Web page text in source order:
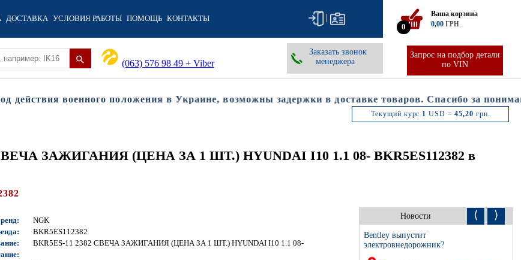
ДОСТАВКА УСЛОВИЯ РАБОТЫ ПОМОЩЬ КОНТАКТЫ |
(063) 576 98 49 + Viber
Запрос на подбор детали
по VIN
Заказать звонок
менеджера
0
Ваша корзина
0,00 ГРН.
военного положения в Украине, возможны задержки в доставке товаров. Спасибо за
Текущий курс 1 USD =45,20 грн.
СВЕЧА ЗАЖИГАНИЯ (ЦЕНА ЗА 1 ШТ.) HYUNDAI I10 1.1 08- BKR5ES112382 в
NGK
BKR5ES112382
BKR5ES-11 2382 СВЕЧА ЗАЖИГАНИЯ (ЦЕНА ЗА 1 ШТ.) HYUNDAI I10 1.1 08-
Новости ⟨ ⟩
Bentley выпустит
электровнедорожник?